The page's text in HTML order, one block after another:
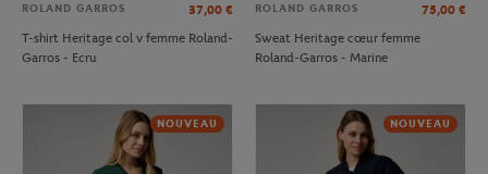
ROLAND GARROS 37,00 €
T-shirt Heritage col v femme Roland-
Garros - Ecru
ROLAND GARROS 75,00 €
Sweat Heritage cœur femme
Roland-Garros - Marine
NOUVEAU NOUVEAU